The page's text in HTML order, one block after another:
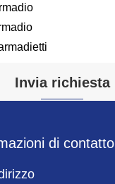
Invia richiesta
di contatto